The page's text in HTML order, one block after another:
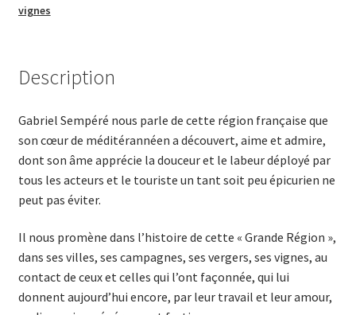
ou
de
vignes
Description
Gabriel Sempéré nous parle de cette région française que
son cœur de méditérannéen a découvert, aime et admire,
dont son âme apprécie la douceur et le labeur déployé par
tous les acteurs et le touriste un tant soit peu épicurien ne
peut pas éviter.
Il nous promène dans l’histoire de cette « Grande Région »,
dans ses villes, ses campagnes, ses vergers, ses vignes, au
contact de ceux et celles qui l’ont façonnée, qui lui
donnent aujourd’hui encore, par leur travail et leur amour,